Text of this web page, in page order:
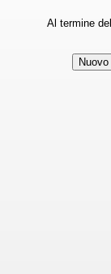
Al termine